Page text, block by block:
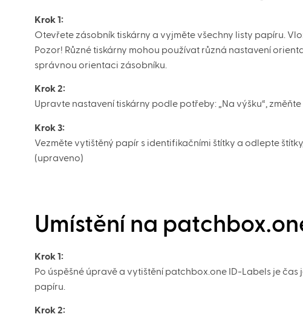
Krok 1:
Otevřete zásobník tiskárny a vyjměte všechny listy papíru.
Pozor! Různé tiskárny mohou používat různá nastavení
správnou orientaci zásobníku.
Krok 2:
Upravte nastavení tiskárny podle potřeby: „Na výšku“, změňte
Krok 3:
Vezměte vytištěný papír s identifikačními štítky a odlepte
(upraveno)
Umístění na
Krok 1:
Po úspěšné úpravě a vytištění patchbox.one ID-Labels je
papíru.
Krok 2: